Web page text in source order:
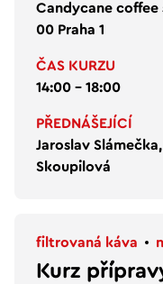
Candycane coffee
00 Praha 1
ČAS KURZU
14:00 - 18:00
PŘEDNÁŠEJÍCÍ
Jaroslav
Skoupilová
filtrovaná káva
Kurz